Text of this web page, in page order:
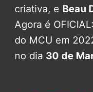
criativa, e Beau
Agora é
do MCU em
no dia 30 de